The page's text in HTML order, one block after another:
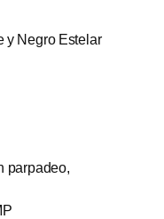
y Negro Estelar
parpadeo,